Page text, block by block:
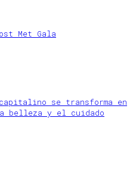
Met Gala
se transforma en
belleza y el cuidado